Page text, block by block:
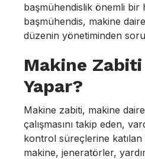
başmühendislik önemli bir
başmühendis, makine
düzenin yönetiminden
Makine
Yapar?
Makine zabiti, makine
çalışmasını takip eden,
kontrol süreçlerine
makine, jeneratörler,